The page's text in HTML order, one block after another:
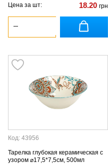
Цена за шт: 18.20 грн
Код: 43956
Тарелка глубокая керамическая с
узором ⌀17,5*7,5см, 500мл